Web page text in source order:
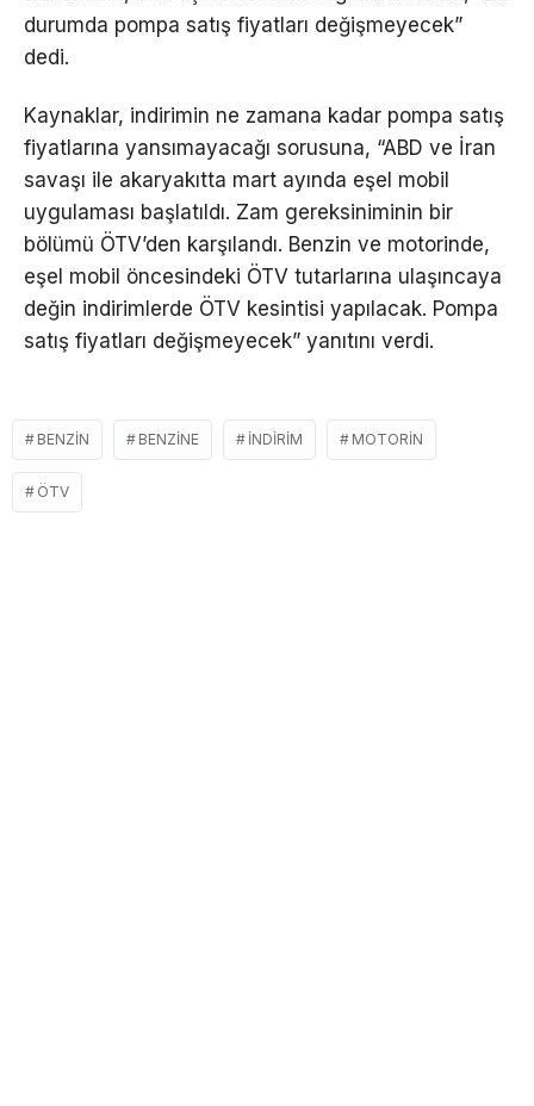
durumda pompa satış fiyatları değişmeyecek”
dedi.
Kaynaklar, indirimin ne zamana kadar pompa satış
fiyatlarına yansımayacağı sorusuna, “ABD ve İran
savaşı ile akaryakıtta mart ayında eşel mobil
uygulaması başlatıldı. Zam gereksiniminin bir
bölümü ÖTV’den karşılandı. Benzin ve motorinde,
eşel mobil öncesindeki ÖTV tutarlarına ulaşıncaya
değin indirimlerde ÖTV kesintisi yapılacak. Pompa
satış fiyatları değişmeyecek” yanıtını verdi.
BENZIN BENZINE İNDIRIM MOTORIN
ÖTV